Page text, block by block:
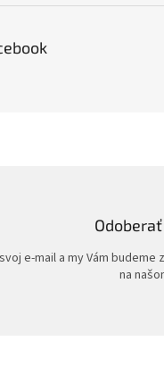
e-mail a my Vám
na